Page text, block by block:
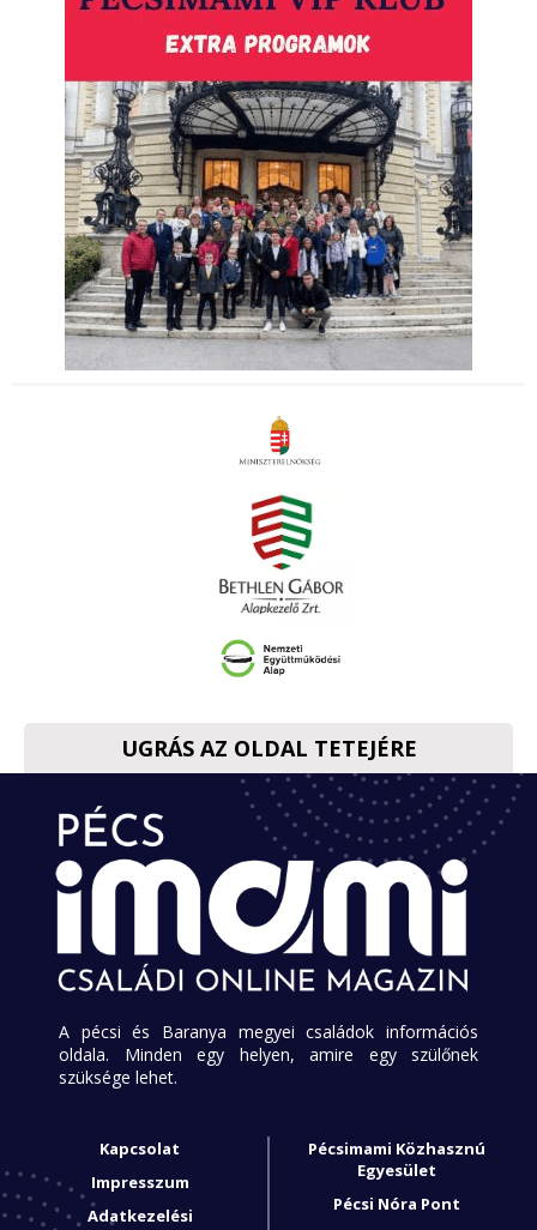
UGRÁS AZ OLDAL TETEJÉRE
A pécsi és Baranya megyei családok információs
oldala. Minden egy helyen, amire egy szülőnek
szüksége lehet.
Kapcsolat
Impresszum
Adatkezelési
Pécsimami Közhasznú
Egyesület
Pécsi Nóra Pont